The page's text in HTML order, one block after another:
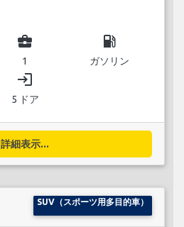
business_center
1
local_gas_station
ガソリン
login
5 ドア
詳細表示...
SUV（スポーツ用多目的車）